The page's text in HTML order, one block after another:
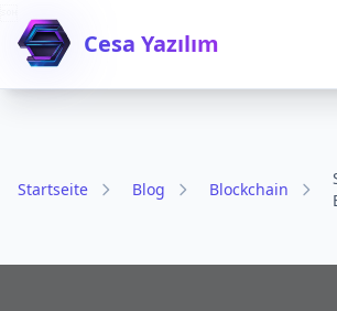
Cesa Yazılım
Startseite Blog Blockchain